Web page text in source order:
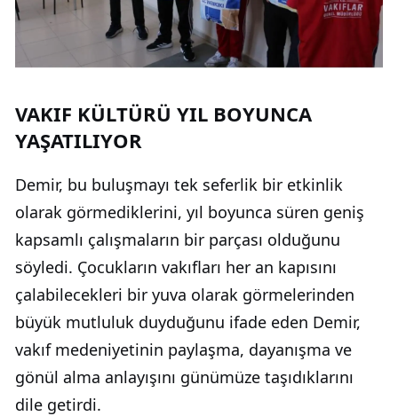
VAKIF KÜLTÜRÜ YIL BOYUNCA
YAŞATILIYOR
Demir, bu buluşmayı tek seferlik bir etkinlik
olarak görmediklerini, yıl boyunca süren geniş
kapsamlı çalışmaların bir parçası olduğunu
söyledi. Çocukların vakıfları her an kapısını
çalabilecekleri bir yuva olarak görmelerinden
büyük mutluluk duyduğunu ifade eden Demir,
vakıf medeniyetinin paylaşma, dayanışma ve
gönül alma anlayışını günümüze taşıdıklarını
dile getirdi.